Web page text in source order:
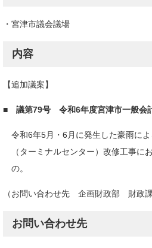
・宮津市議会議場
内容
【追加議案】
■ 議第79号 令和6年度宮津市一般会
令和6年5月・6月に発生した豪雨に
（ターミナルセンター）改修工事に
の。
（お問い合わせ先 企画財政部 財
お問い合わせ先